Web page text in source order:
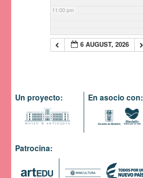
11:00 pm
6 AUGUST, 2026
Un proyecto: En asocio con:
Patrocina: